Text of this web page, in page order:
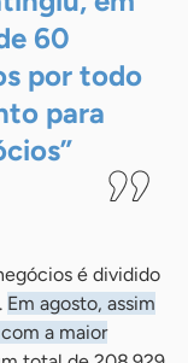
60
por todo
para
é dividido
Em agosto, assim
a maior